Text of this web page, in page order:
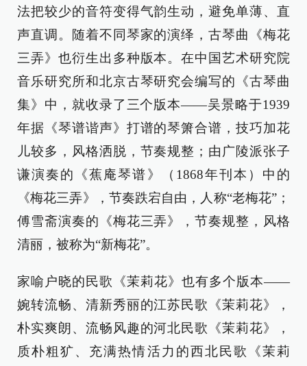
法把较少的音符变得气韵生动，避免单薄、直
声直调。随着不同琴家的演绎，古琴曲《梅花
三弄》也衍生出多种版本。在中国艺术研究院
音乐研究所和北京古琴研究会编写的《古琴曲
集》中，就收录了三个版本——吴景略于1939
年据《琴谱谐声》打谱的琴箫合谱，技巧加花
儿较多，风格洒脱，节奏规整；由广陵派张子
谦演奏的《蕉庵琴谱》（1868年刊本）中的
《梅花三弄》，节奏跌宕自由，人称“老梅花”；
傅雪斋演奏的《梅花三弄》，节奏规整，风格
清丽，被称为“新梅花”。
家喻户晓的民歌《茉莉花》也有多个版本——
婉转流畅、清新秀丽的江苏民歌《茉莉花》，
朴实爽朗、流畅风趣的河北民歌《茉莉花》，
质朴粗犷、充满热情活力的西北民歌《茉莉